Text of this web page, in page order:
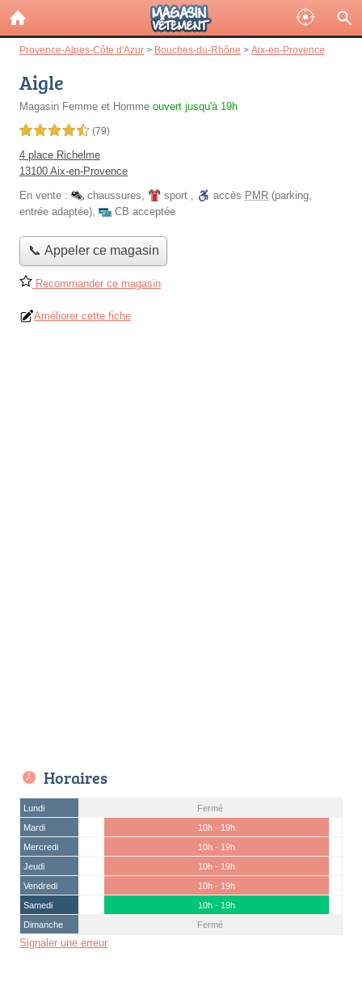
Provence-Alpes-Côte d'Azur > Bouches-du-Rhône > Aix-en-Provence
Aigle
Magasin Femme et Homme ouvert jusqu'à 19h
4,5 étoiles sur 5 (79)
4 place Richelme
13100 Aix-en-Provence
En vente :
chaussures, sport , accès PMR (parking,
entrée adaptée), CB acceptée
📞 Appeler ce magasin
Recommander ce magasin
Améliorer cette fiche
Horaires
Lundi
Fermé
Mardi
10h - 19h
Mercredi
10h - 19h
Jeudi
10h - 19h
Vendredi
10h - 19h
Samedi
10h - 19h
Dimanche
Fermé
Signaler une erreur